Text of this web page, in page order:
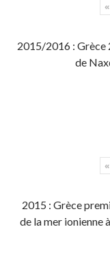
«
2015/2016 : Grèce
de
«
2015 : Grèce
de la mer ionienne